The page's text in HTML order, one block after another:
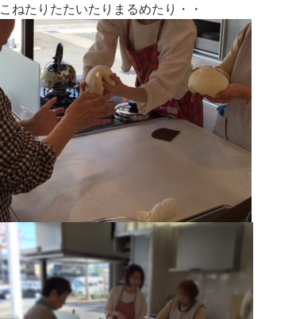
こねたりたたいたりまるめたり・・